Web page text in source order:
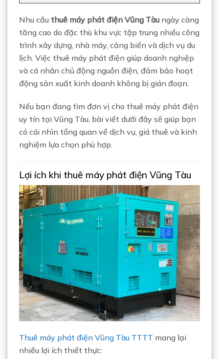
Nhu cầu thuê máy phát điện Vũng Tàu ngày càng
tăng cao do đặc thù khu vực tập trung nhiều công
trình xây dựng, nhà máy, cảng biển và dịch vụ du
lịch. Việc thuê máy phát điện giúp doanh nghiệp
và cá nhân chủ động nguồn điện, đảm bảo hoạt
động sản xuất kinh doanh không bị gián đoạn.
Nếu bạn đang tìm đơn vị cho thuê máy phát điện
uy tín tại Vũng Tàu, bài viết dưới đây sẽ giúp bạn
có cái nhìn tổng quan về dịch vụ, giá thuê và kinh
nghiệm lựa chọn phù hợp.
Lợi ích khi thuê máy phát điện Vũng Tàu
Thuê máy phát điện Vũng Tàu TTTT mang lại
nhiều lợi ích thiết thực: